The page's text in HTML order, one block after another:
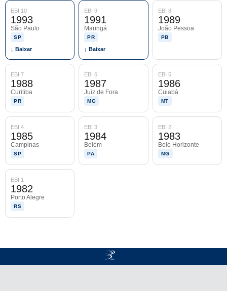
EBI 10
1993
São Paulo
SP
↓ Baixar
EBI 9
1991
Maringá
PR
↓ Baixar
EBI 8
1989
João Pessoa
PB
EBI 7
1988
Curitiba
PR
EBI 6
1987
Juiz de Fora
MG
EBI 5
1986
Cuiabá
MT
EBI 4
1985
Campinas
SP
EBI 3
1984
Belém
PA
EBI 2
1983
Belo Horizonte
MG
EBI 1
1982
Porto Alegre
RS